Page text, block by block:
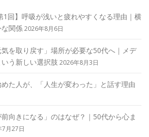
1回】呼吸が浅いと疲れやすくなる理由｜横
関係2026年8月6日
気を取り戻す」場所が必要な50代へ｜メデ
う新しい選択肢 2026年8月3日
た人が、「人生が変わった」と話す理由
向きになる」のはなぜ？｜50代から心ま
月27日